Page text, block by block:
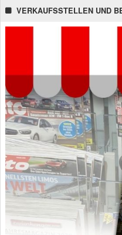
VERKAUFSSTELLEN UND